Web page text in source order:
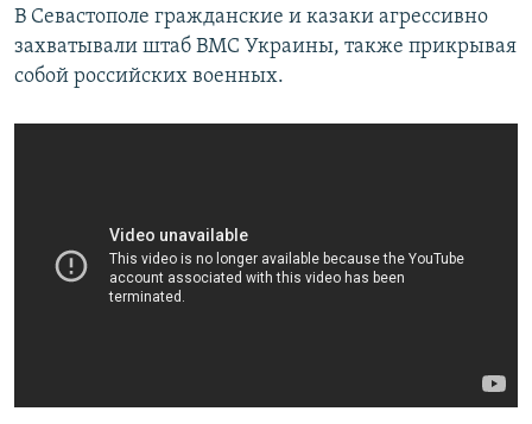
В Севастополе гражданские и казаки агрессивно
захватывали штаб ВМС Украины, также прикрывая
собой российских военных.